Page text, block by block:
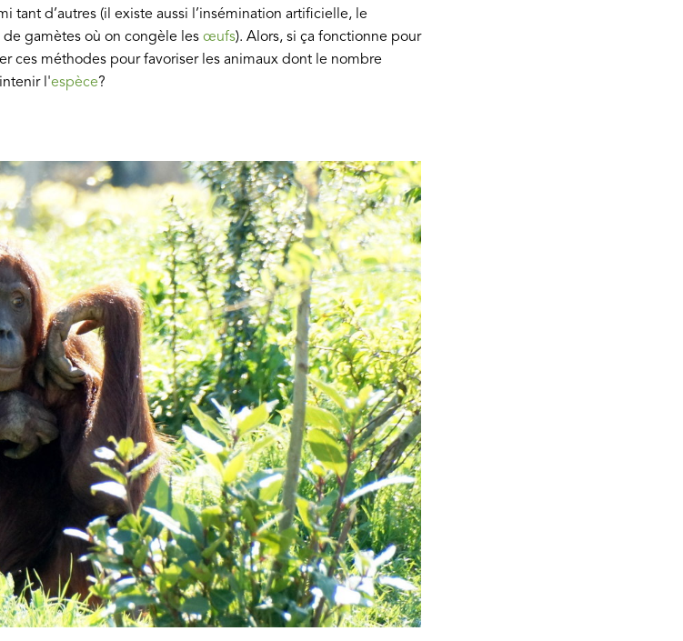
d’autres (il existe aussi l’insémination artificielle, le
de gamètes où on congèle les œufs). Alors, si ça fonctionne pour
ces méthodes pour favoriser les animaux dont le nombre
l'espèce?